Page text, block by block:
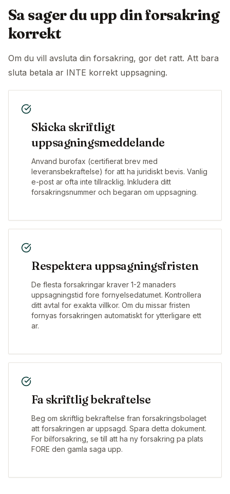
Sa sager du upp din forsakring
korrekt
Om du vill avsluta din forsakring, gor det ratt. Att bara
sluta betala ar INTE korrekt uppsagning.
Skicka skriftligt
uppsagningsmeddelande
Anvand burofax (certifierat brev med
leveransbekraftelse) for att ha juridiskt bevis. Vanlig
e-post ar ofta inte tillracklig. Inkludera ditt
forsakringsnummer och begaran om uppsagning.
Respektera uppsagningsfristen
De flesta forsakringar kraver 1-2 manaders
uppsagningstid fore fornyelsedatumet. Kontrollera
ditt avtal for exakta villkor. Om du missar fristen
fornyas forsakringen automatiskt for ytterligare ett
ar.
Fa skriftlig bekraftelse
Beg om skriftlig bekraftelse fran forsakringsbolaget
att forsakringen ar uppsagd. Spara detta dokument.
For bilforsakring, se till att ha ny forsakring pa plats
FORE den gamla saga upp.